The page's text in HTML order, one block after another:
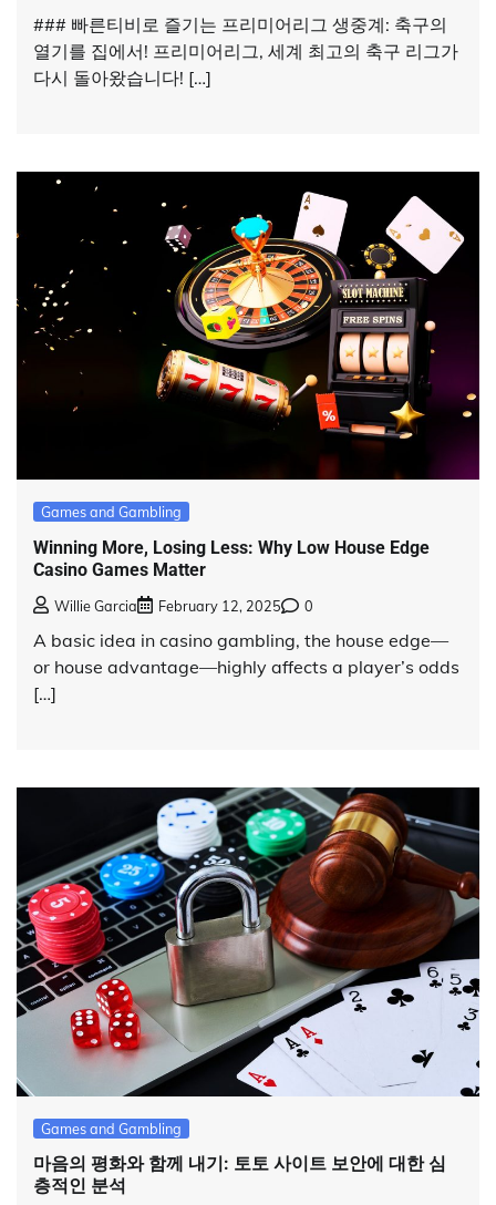
### 빠른티비로 즐기는 프리미어리그 생중계: 축구의
열기를 집에서! 프리미어리그, 세계 최고의 축구 리그가
다시 돌아왔습니다! […]
Games and Gambling
Winning More, Losing Less: Why Low House Edge
Casino Games Matter
Willie Garcia February 12, 2025 0
A basic idea in casino gambling, the house edge—
or house advantage—highly affects a player’s odds
[…]
Games and Gambling
마음의 평화와 함께 내기: 토토 사이트 보안에 대한 심
층적인 분석